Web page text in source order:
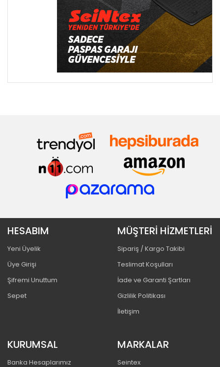
HESABIM
Yeni Üyelik
Üye Girişi
Şifremi Unuttum
Sepet
MÜŞTERİ HİZMETLERİ
Sipariş / Kargo Takibi
Teslimat Koşulları
İade ve Garanti Şartları
Gizlilik Politikası
İletişim
KURUMSAL
Banka Hesaplarımız
MARKALAR
Seintex